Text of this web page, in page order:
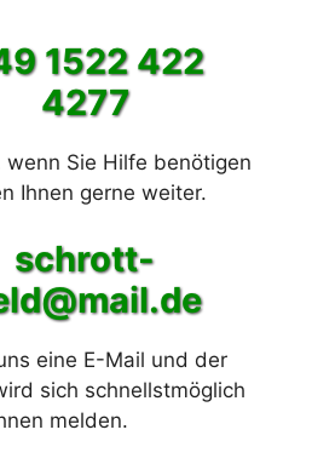
1522 422
4277
wenn Sie Hilfe benötigen
Ihnen gerne weiter.
schrott-
eine E-Mail und der
sich schnellstmöglich
melden.